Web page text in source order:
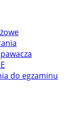
do egzaminu